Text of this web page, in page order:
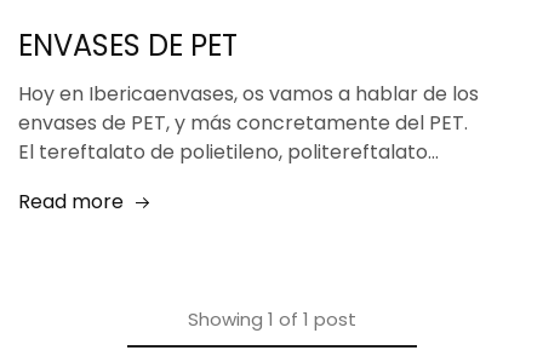
ENVASES DE PET
Hoy en Ibericaenvases, os vamos a hablar de los
envases de PET, y más concretamente del PET.
El tereftalato de polietileno, politereftalato…
Read more
Showing 1 of 1 post